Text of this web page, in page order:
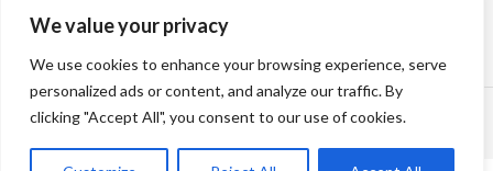
We value your privacy
We use cookies to enhance your browsing experience, serve
personalized ads or content, and analyze our traffic. By
clicking "Accept All", you consent to our use of cookies.
info@topvinos.com
2024 © Todos los derechos reservados
Desarrollo web por: